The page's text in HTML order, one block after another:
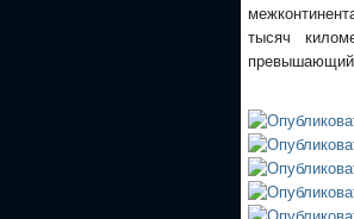
тысяч
превышающий